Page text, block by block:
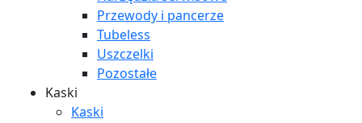
Przewody i pancerze
Tubeless
Uszczelki
Pozostałe
Kaski
Kaski